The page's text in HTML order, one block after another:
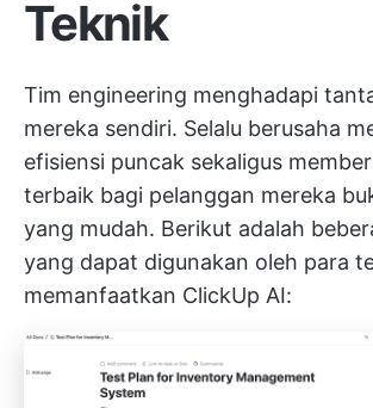
Teknik
Tim engineering menghadapi
mereka sendiri. Selalu berusaha
efisiensi puncak sekaligus
terbaik bagi pelanggan mereka
yang mudah. Berikut adalah
yang dapat digunakan oleh para
memanfaatkan ClickUp AI: